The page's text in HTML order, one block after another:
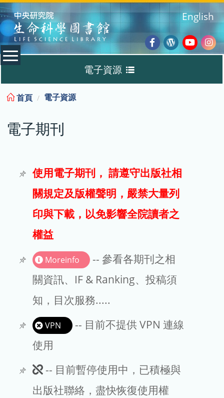
:::
Facebook
Wordpress
English
電子資源
電子期刊
試用
文章處理費
EndNote
首頁 電子資源
電子期刊
使用電子期刊， 請遵守出版社相
關規定及版權聲明，嚴禁大量列
印與下載，以免影響全院讀者之
權益
Moreinfo
-- 參看各期刊之相
關資訊、IF & Ranking、投稿須
知，目次服務.....
VPN
-- 目前不提供 VPN 連線
使用
此
期
-- 目前暫停使用中，已積極與
出版社聯絡，盡快恢復使用權